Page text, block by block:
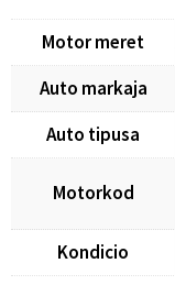
Motor meret
Auto markaja
Auto tipusa
Motorkod
Kondicio